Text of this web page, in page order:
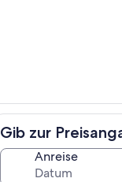
Ferienwohnung
Gib zur
Anreise